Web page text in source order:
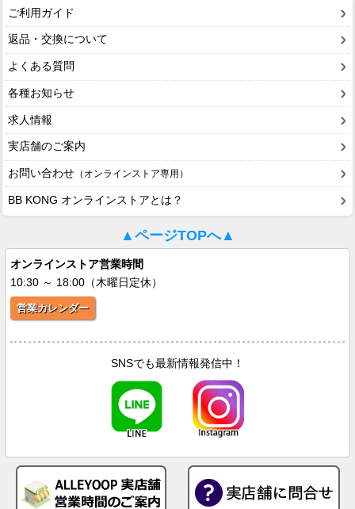
ご利用ガイド
返品・交換について
よくある質問
各種お知らせ
求人情報
実店舗のご案内
お問い合わせ （オンラインストア専用）
BB KONG オンラインストアとは？
▲ページTOPへ▲
オンラインストア営業時間
10:30 ～ 18:00（木曜日定休）
営業カレンダー
SNSでも最新情報発信中！